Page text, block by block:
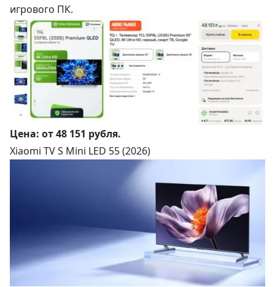
игрового ПК.
Цена: от 48 151 рубля.
Xiaomi TV S Mini LED 55 (2026)